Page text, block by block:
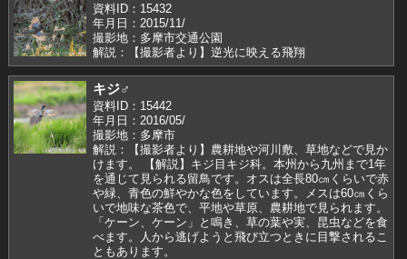
資料ID：15432
年月日：2015/11/
撮影地：多摩市交通公園
解説：【撮影者より】逆光に映える飛翔
キジ♂
資料ID：15442
年月日：2016/05/
撮影地：多摩市
解説：【撮影者より】農耕地や河川敷、草地などで見か
けます。 【解説】キジ目キジ科。本州から九州まで1年
を通じて見られる留鳥です。オスは全長80㎝くらいで赤
や緑、青色の鮮やかな色をしています。メスは60㎝くら
いで地味な茶色で、平地や草原、農耕地で見られます。
「ケーン、ケーン」と鳴き、草の葉や実、昆虫などを食
べます。人から逃げようと飛び立つときに目撃されるこ
ともあります。